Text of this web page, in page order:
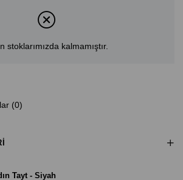
stoklarımızda kalmamıştır.
(0)
Tayt - Siyah